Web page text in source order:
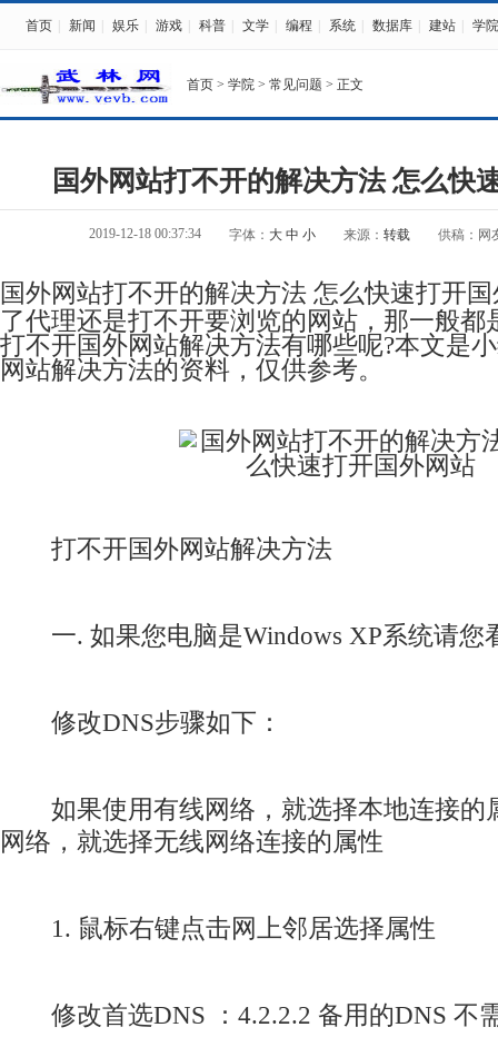
首页 新闻 娱乐 游戏 科普 文学 编程 系统 数据库 建站 学院
首页 > 学院 > 常见问题 > 正文
国外网站打不开的解决方法 怎么快
2019-12-18 00:37:34 字体： 大 中 小 来源： 转载 供稿：网
国外网站打不开的解决方法 怎么快速打开
了代理还是打不开要浏览的网站，那一般都
打不开国外网站解决方法有哪些呢?本文是
网站解决方法的资料，仅供参考。
打不开国外网站解决方法
一. 如果您电脑是Windows XP系统请您
修改DNS步骤如下：
如果使用有线网络，就选择本地连接的
网络，就选择无线网络连接的属性
1. 鼠标右键点击网上邻居选择属性
修改首选DNS ：4.2.2.2 备用的DNS 不